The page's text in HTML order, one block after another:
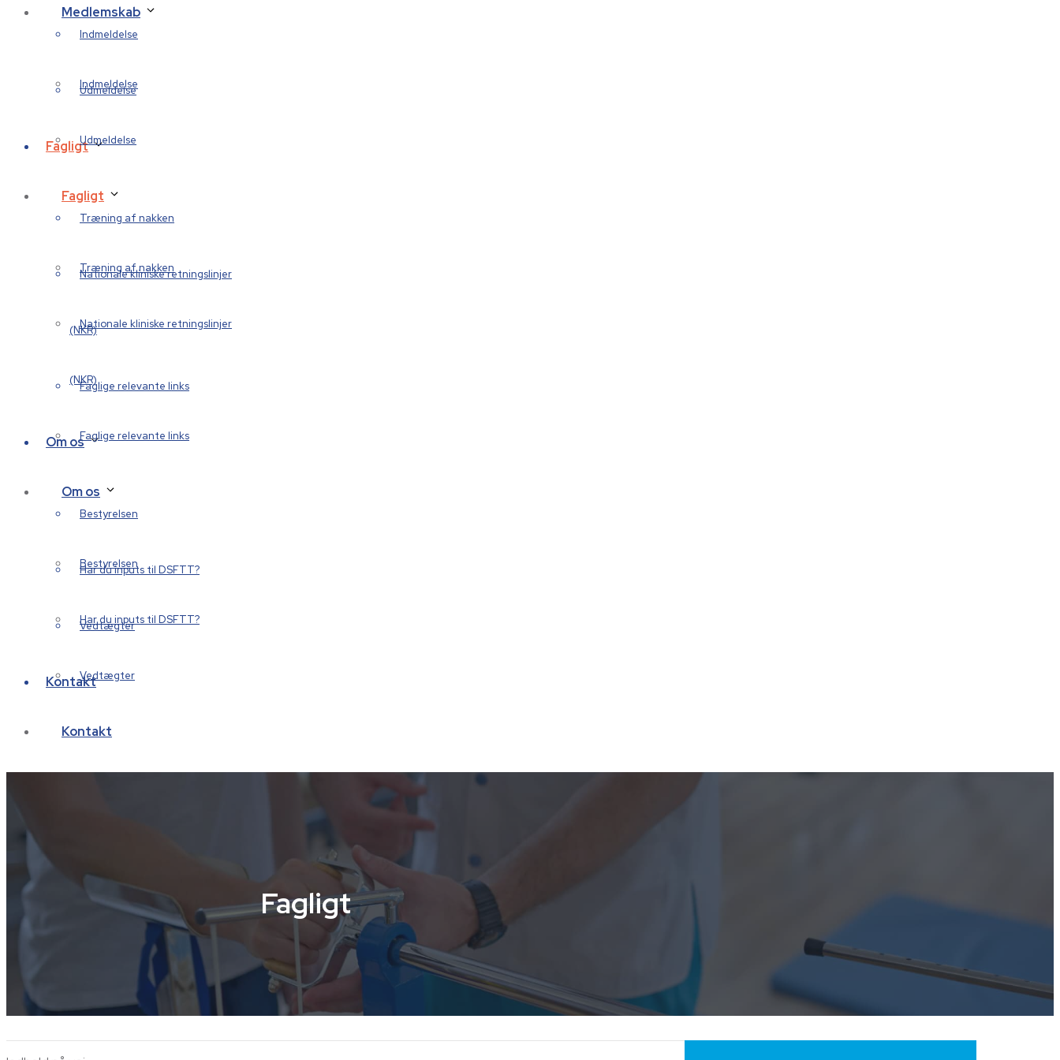
Indmeldelse
Udmeldelse
Fagligt
Træning af nakken
Nationale kliniske retningslinjer
(NKR)
Faglige relevante links
Om os
Bestyrelsen
Har du inputs til DSFTT?
Vedtægter
Kontakt
Medlemskab
Indmeldelse
Udmeldelse
Fagligt
Træning af nakken
Nationale kliniske retningslinjer
(NKR)
Faglige relevante links
Om os
Bestyrelsen
Har du inputs til DSFTT?
Vedtægter
Kontakt
Fagligt